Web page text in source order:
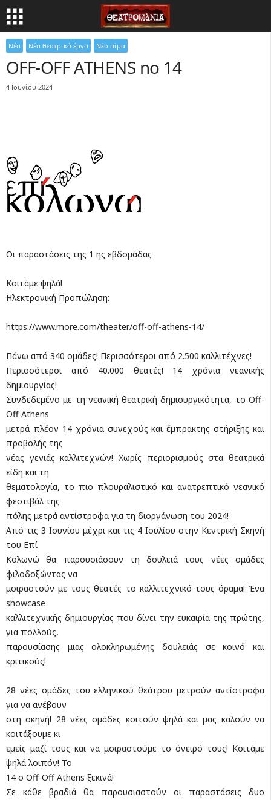
Νέα Νέα θεατρικά έργα Νέο αίμα
OFF-OFF ATHENS no 14
4 Ιουνίου 2024
Οι παραστάσεις της 1 ης εβδομάδας
Κοιτάμε ψηλά!
Ηλεκτρονική Προπώληση:
https://www.more.com/theater/off-off-athens-14/
Πάνω από 340 ομάδες! Περισσότεροι από 2.500 καλλιτέχνες!
Περισσότεροι από 40.000 θεατές! 14 χρόνια νεανικής
δημιουργίας!
Συνδεδεμένο με τη νεανική θεατρική δημιουργικότητα, το Off-
Off Athens
μετρά πλέον 14 χρόνια συνεχούς και έμπρακτης στήριξης και
προβολής της
νέας γενιάς καλλιτεχνών! Χωρίς περιορισμούς στα θεατρικά
είδη και τη
θεματολογία, το πιο πλουραλιστικό και ανατρεπτικό νεανικό
φεστιβάλ της
πόλης μετρά αντίστροφα για τη διοργάνωση του 2024!
Από τις 3 Ιουνίου μέχρι και τις 4 Ιουλίου στην Κεντρική Σκηνή
του Επί
Κολωνώ θα παρουσιάσουν τη δουλειά τους νέες ομάδες
φιλοδοξώντας να
μοιραστούν με τους θεατές το καλλιτεχνικό τους όραμα! Ένα
showcase
καλλιτεχνικής δημιουργίας που δίνει την ευκαιρία της πρώτης,
για πολλούς,
παρουσίασης μιας ολοκληρωμένης δουλειάς σε κοινό και
κριτικούς!
28 νέες ομάδες του ελληνικού θεάτρου μετρούν αντίστροφα
για να ανέβουν
στη σκηνή! 28 νέες ομάδες κοιτούν ψηλά και μας καλούν να
κοιτάξουμε κι
εμείς μαζί τους και να μοιραστούμε το όνειρό τους! Κοιτάμε
ψηλά λοιπόν! Το
14 ο Off-Off Athens ξεκινά!
Σε κάθε βραδιά θα παρουσιαστούν οι παραστάσεις δυο